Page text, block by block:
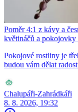
Poměr 4:1 z kávy a
květináčů a
Pokojové rostliny je
budou vám dělat
Chalupáři-Zahrádkáři
8. 8. 2026, 19:32